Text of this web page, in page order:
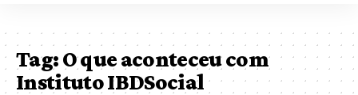
Tag:O que aconteceu com
Instituto IBDSocial